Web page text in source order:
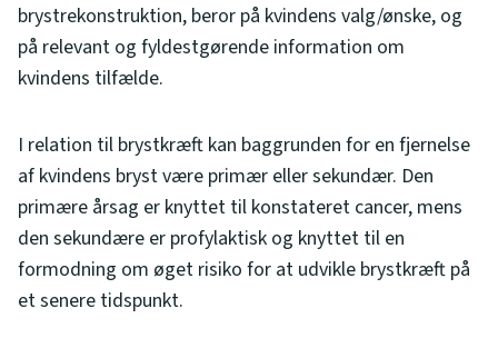
brystrekonstruktion, beror på kvindens valg/ønske, og
på relevant og fyldestgørende information om
kvindens tilfælde.
I relation til brystkræft kan baggrunden for en fjernelse
af kvindens bryst være primær eller sekundær. Den
primære årsag er knyttet til konstateret cancer, mens
den sekundære er profylaktisk og knyttet til en
formodning om øget risiko for at udvikle brystkræft på
et senere tidspunkt.